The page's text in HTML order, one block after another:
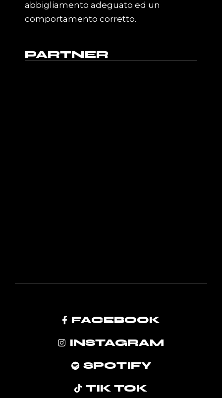
abbigliamento adeguato ed un
comportamento corretto.
PARTNER
FACEBOOK
INSTAGRAM
SPOTIFY
TIK TOK